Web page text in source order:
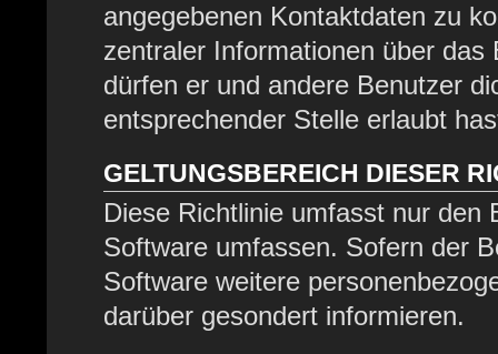
angegebenen Kontaktdaten zu
zentraler Informationen über
dürfen er und andere Benutzer
entsprechender Stelle erlaubt
GELTUNGSBEREICH DIESER
Diese Richtlinie umfasst nur den
Software umfassen. Sofern der
Software weitere
darüber gesondert informieren.